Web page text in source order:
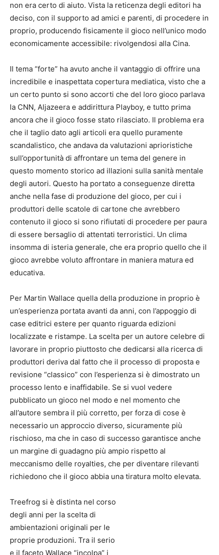
non era certo di aiuto. Vista la reticenza degli editori ha
deciso, con il supporto ad amici e parenti, di procedere in
proprio, producendo fisicamente il gioco nell’unico modo
economicamente accessibile: rivolgendosi alla Cina.
Il tema “forte” ha avuto anche il vantaggio di offrire una
incredibile e inaspettata copertura mediatica, visto che a
un certo punto si sono accorti che del loro gioco parlava
la CNN, Aljazeera e addirittura Playboy, e tutto prima
ancora che il gioco fosse stato rilasciato. Il problema era
che il taglio dato agli articoli era quello puramente
scandalistico, che andava da valutazioni aprioristiche
sull’opportunità di affrontare un tema del genere in
questo momento storico ad illazioni sulla sanità mentale
degli autori. Questo ha portato a conseguenze diretta
anche nella fase di produzione del gioco, per cui i
produttori delle scatole di cartone che avrebbero
contenuto il gioco si sono rifiutati di procedere per paura
di essere bersaglio di attentati terroristici. Un clima
insomma di isteria generale, che era proprio quello che il
gioco avrebbe voluto affrontare in maniera matura ed
educativa.
Per Martin Wallace quella della produzione in proprio è
un’esperienza portata avanti da anni, con l’appoggio di
case editrici estere per quanto riguarda edizioni
localizzate e ristampe. La scelta per un autore celebre di
lavorare in proprio piuttosto che dedicarsi alla ricerca di
produttori deriva dal fatto che il processo di proposta e
revisione “classico” con l’esperienza si è dimostrato un
processo lento e inaffidabile. Se si vuol vedere
pubblicato un gioco nel modo e nel momento che
all’autore sembra il più corretto, per forza di cose è
necessario un approccio diverso, sicuramente più
rischioso, ma che in caso di successo garantisce anche
un margine di guadagno più ampio rispetto al
meccanismo delle royalties, che per diventare rilevanti
richiedono che il gioco abbia una tiratura molto elevata.
Treefrog si è distinta nel corso
degli anni per la scelta di
ambientazioni originali per le
proprie produzioni. Tra il serio
e il faceto Wallace “incolpa” i